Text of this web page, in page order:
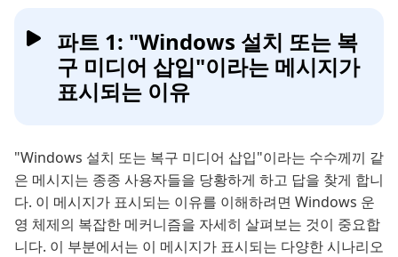
파트 1: "Windows 설치 또는 복
구 미디어 삽입"이라는 메시지가
표시되는 이유
"Windows 설치 또는 복구 미디어 삽입"이라는 수수께끼 같
은 메시지는 종종 사용자들을 당황하게 하고 답을 찾게 합니
다. 이 메시지가 표시되는 이유를 이해하려면 Windows 운
영 체제의 복잡한 메커니즘을 자세히 살펴보는 것이 중요합
니다. 이 부분에서는 이 메시지가 표시되는 다양한 시나리오